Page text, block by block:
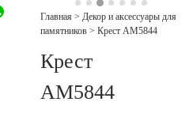
Главная > Декор и аксессуары для
памятников > Крест AM5844
Крест
AM5844